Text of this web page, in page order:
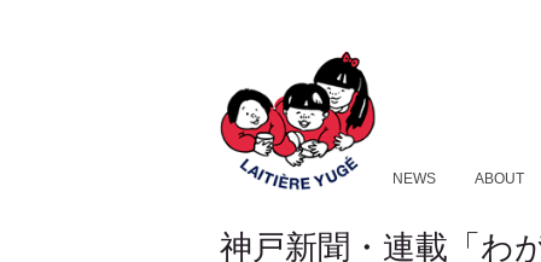
NEWS ABOUT
神戸新聞・連載「わ